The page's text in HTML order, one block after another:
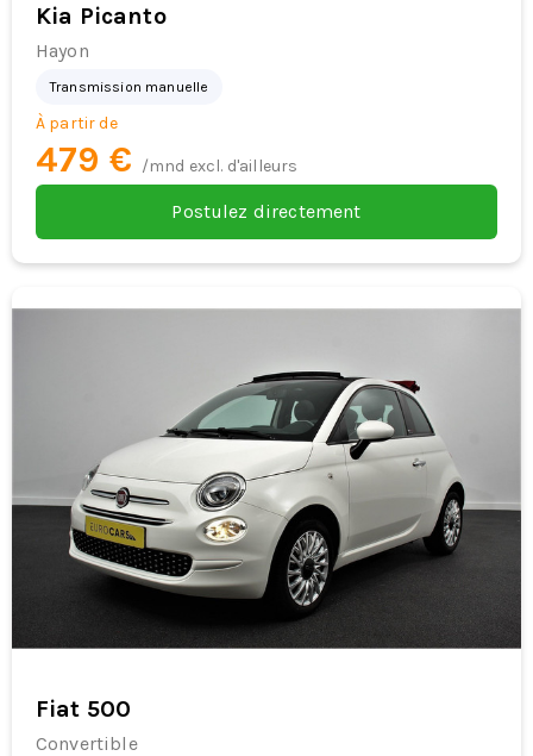
Kia Picanto
Hayon
Transmission manuelle
À partir de
479 € /mnd excl. d'ailleurs
Postulez directement
Fiat 500
Convertible